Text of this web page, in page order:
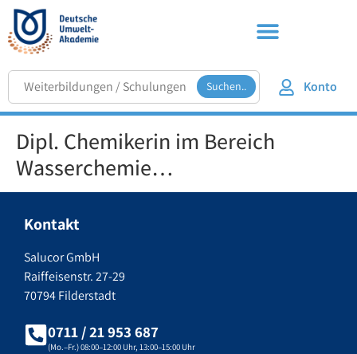
Suchen.. Konto
Dipl. Chemikerin im Bereich
Wasserchemie…
Kontakt
Salucor GmbH
Raiffeisenstr. 27-29
70794 Filderstadt
0711 / 21 953 687
(Mo.–Fr.) 08:00–12:00 Uhr, 13:00–15:00 Uhr